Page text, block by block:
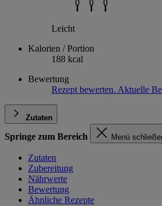
Leicht
Kalorien / Portion
188 kcal
Bewertung
Rezept bewerten. Aktuelle
Zutaten
Springe zum Bereich Menü
Zutaten
Zubereitung
Nährwerte
Bewertung
Ähnliche Rezepte